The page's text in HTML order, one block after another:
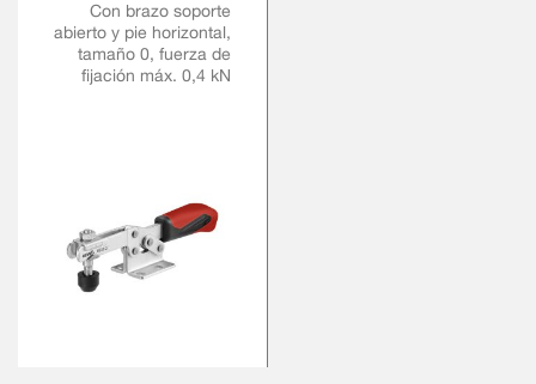
Con brazo soporte
abierto y pie horizontal,
tamaño 0, fuerza de
fijación máx. 0,4 kN